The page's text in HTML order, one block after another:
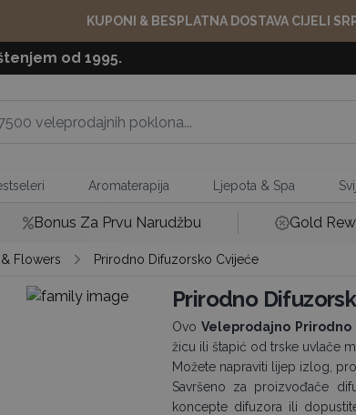
KUPONI & BESPLATNA DOSTAVA CIJELI
od 1995.
Aromaterapija Ljepota & Spa
Bonus Za Prvu Narudžbu Gold
Flowers Prirodno Difuzorsko Cvijeće
Prirodno
OvoVeleprodajno Prirodno
žicu ili štapić od trske uvlače
Možete napraviti lijep izlog,
Savršeno za proizvođače
koncepte difuzora ili